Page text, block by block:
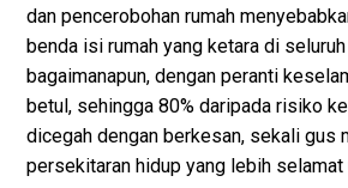
dan pencerobohan rumah
benda isi rumah yang ketara di seluruh
bagaimanapun, dengan peranti
betul, sehingga 80% daripada risiko
dicegah dengan berkesan, sekali gus
persekitaran hidup yang lebih selamat